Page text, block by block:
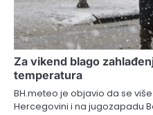
Za vikend blago
temperatura
BH.meteo je objavio da se
Hercegovini i na jugozapadu